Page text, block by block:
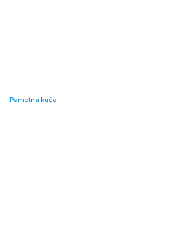
Pametna kuća